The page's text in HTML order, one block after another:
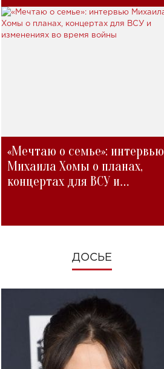
«Мечтаю о семье»: интервью
Михаила Хомы о планах,
концертах для ВСУ и
ДОСЬЕ